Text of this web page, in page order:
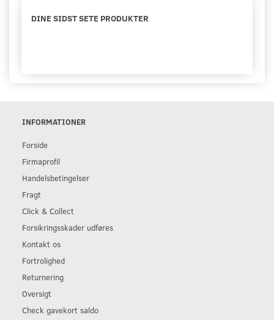
DINE SIDST SETE PRODUKTER
INFORMATIONER
Forside
Firmaprofil
Handelsbetingelser
Fragt
Click & Collect
Forsikringsskader udføres
Kontakt os
Fortrolighed
Returnering
Oversigt
Check gavekort saldo